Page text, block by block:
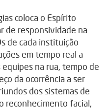
coloca o Espírito
de responsividade na
de cada instituição
em tempo real a
na rua, tempo de
da ocorrência a ser
dos sistemas de
reconhecimento facial,